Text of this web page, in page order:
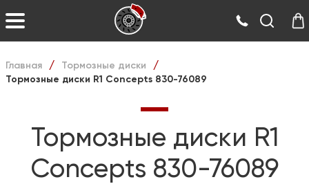
Главная / Тормозные диски /
Тормозные диски R1 Concepts 830-76089
Тормозные диски R1
Concepts 830-76089